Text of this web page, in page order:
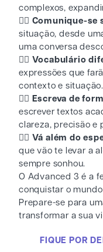
complexos,
👉🏻 Comunique-
situação, desde
uma conversa
👉🏻 Vocabulário
expressões que
contexto e situação.
👉🏻 Escreva de
escrever textos
clareza, precisão e
👉🏻 Vá além do
que vão te levar a
sempre sonhou.
O Advanced 3 é a
conquistar o
Prepare-se para
transformar a sua
FIQUE POR